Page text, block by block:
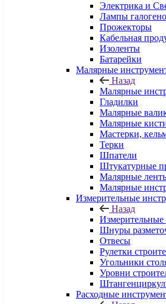
Электрика и
Лампы
Прожекторы
Кабельная
Изоленты
Батарейки
Малярные
Назад
Малярные
Гладилки
Малярные
Малярные
Мастерки,
Терки
Шпатели
Штукатурные
Малярные
Малярные
Измерительные
Назад
Шнуры
Отвесы
Рулетки
Угольники
Уровни
Расходные